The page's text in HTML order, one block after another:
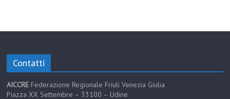
Contatti
AICCRE Federazione Regionale Friuli Venezia Giulia
Piazza XX Settembre – 33100 – Udine